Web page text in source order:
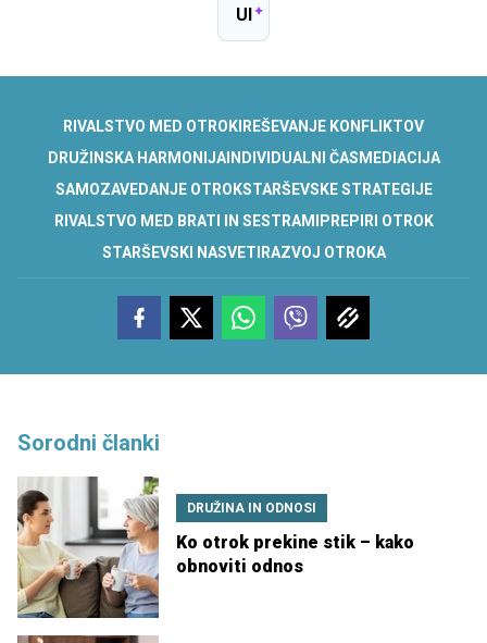
UI
RIVALSTVO MED OTROKI REŠEVANJE KONFLIKTOV
DRUŽINSKA HARMONIJAINDIVIDUALNI ČAS MEDIACIJA
SAMOZAVEDANJE OTROKSTARŠEVSKE STRATEGIJE
RIVALSTVO MED BRATI IN SESTRAMI
PREPIRI OTROK
STARŠEVSKI NASVETI RAZVOJ OTROKA
Sorodni članki
DRUŽINA IN ODNOSI
Ko otrok prekine stik – kako
obnoviti odnos